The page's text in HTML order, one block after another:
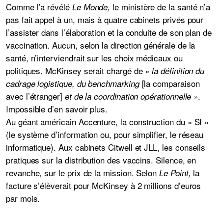
Comme l’a révélé Le Monde, le ministère de la santé n’a
pas fait appel à un, mais à quatre cabinets privés pour
l’assister dans l’élaboration et la conduite de son plan de
vaccination. Aucun, selon la direction générale de la
santé, n’interviendrait sur les choix médicaux ou
politiques. McKinsey serait chargé de « la définition du
cadrage logistique, du benchmarking [la comparaison
avec l’étranger] et de la coordination opérationnelle ».
Impossible d’en savoir plus.
Au géant américain Accenture, la construction du « SI »
(le système d’information ou, pour simplifier, le réseau
informatique). Aux cabinets Citwell et JLL, les conseils
pratiques sur la distribution des vaccins. Silence, en
revanche, sur le prix de la mission. Selon Le Point, la
facture s’élèverait pour McKinsey à 2 millions d’euros
par mois.